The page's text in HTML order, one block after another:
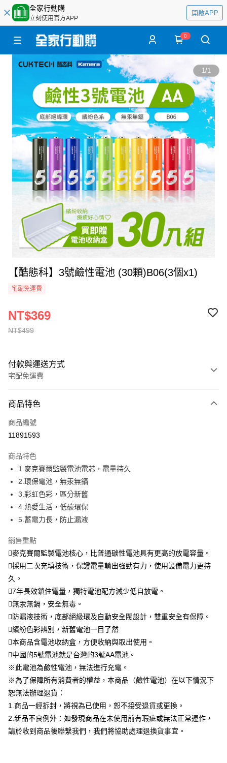
全家行動購
立刻使用官方APP
開啟APP
0
1/1
【酷態科】3號鹼性電池 (30顆)B06(3個x1)
宅配免運費
NT$499
NT$369
付款與運送方式
宅配免運費
全家線上支付
運送方式
本島宅配-活動商品
免運費
離島宅配-常溫商品
免運費
商品特色
商品編號
11891593
商品特色
1.麥克賽爾監製電池電芯，電量持久
2.環保電池，無汞無鎘
3.彩虹色彩，區分新舊
4.熱愛生活，低碳環保
5.蓄電力長，防止漏液
銷售重點
麥克賽爾監製電池核心，比普通碳性電池具有更高的放電容量。
採用二次充填技術，保證電量輸出強勁有力，使用設備電力更持
久。
7年長效鎖住電量，獨特電池配方減少低自放電。
無汞無鎘，安全無毒。
防漏液技術，底部絕級環及自動安全閥設計，雙重安全有保障。
繽紛色彩辨別，新舊電池一目了然
本商品含電池收納盒，方便收納與取出使用。
中國的5號電池就是台灣的3號AA電池。
※此電池為鹼性電池，無法進行充電。
※為了保障所有消費者的權益，本商品（鹼性電池）在以下情況下
恕無法辦理退貨：
1.商品一經拆封，將視為已使用，恕不接受退貨或更換。
2.新品不良例外：如發現商品在未使用前有瑕疵或無法正常運作，
請於收到商品後聯繫我們，我們將協助處理退換貨事宜。